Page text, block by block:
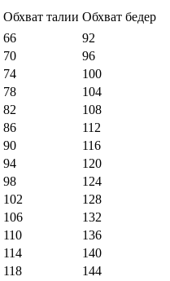
Обхват талии Обхват бедер
66
92
70
96
74
100
78
104
82
108
86
112
90
116
94
120
98
124
102
128
106
132
110
136
114
140
118
144